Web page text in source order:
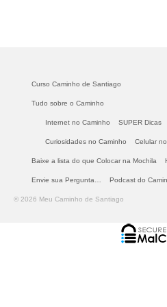
Curso Caminho de Santiago
Tudo sobre o Caminho
Internet no Caminho SUPER Dicas
Curiosidades no Caminho Celular
Baixe a lista do que Colocar na Mochila
Envie sua Pergunta… Podcast do
© 2026 Meu Caminho de Santiago